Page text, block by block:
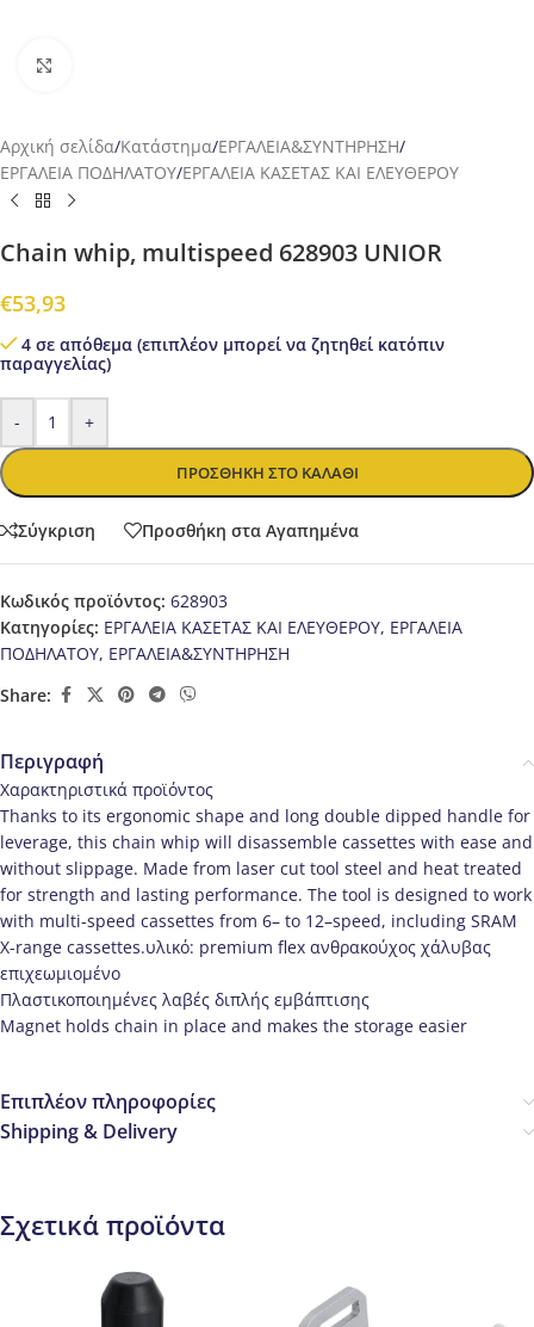
Αρχική σελίδα/Κατάστημα/ΕΡΓΑΛΕΙΑ&ΣΥΝΤΗΡΗΣΗ/
ΕΡΓΑΛΕΙΑ ΠΟΔΗΛΑΤΟΥ/ΕΡΓΑΛΕΙΑ ΚΑΣΕΤΑΣ ΚΑΙ ΕΛΕΥΘΕΡΟΥ
Chain whip, multispeed 628903 UNIOR
€53,93
4 σε απόθεμα (επιπλέον μπορεί να ζητηθεί κατόπιν
παραγγελίας)
- +
ΠΡΟΣΘΉΚΗ ΣΤΟ ΚΑΛΆΘΙ
Σύγκριση Προσθήκη στα Αγαπημένα
Κωδικός προϊόντος: 628903
Κατηγορίες: ΕΡΓΑΛΕΙΑ ΚΑΣΕΤΑΣ ΚΑΙ ΕΛΕΥΘΕΡΟΥ, ΕΡΓΑΛΕΙΑ
ΠΟΔΗΛΑΤΟΥ, ΕΡΓΑΛΕΙΑ&ΣΥΝΤΗΡΗΣΗ
Share:
Περιγραφή
Χαρακτηριστικά προϊόντος
Thanks to its ergonomic shape and long double dipped handle for
leverage, this chain whip will disassemble cassettes with ease and
without slippage. Made from laser cut tool steel and heat treated
for strength and lasting performance. The tool is designed to work
with multi-speed cassettes from 6– to 12–speed, including SRAM
X-range cassettes.υλικό: premium flex ανθρακούχος χάλυβας
επιχεωμιομένο
Πλαστικοποιημένες λαβές διπλής εμβάπτισης
Magnet holds chain in place and makes the storage easier
Επιπλέον πληροφορίες
Shipping & Delivery
Σχετικά προϊόντα